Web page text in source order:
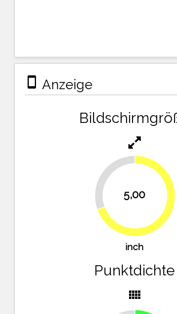
stay_primary_portrait Anzeige
5,00
30.6%
69.4%
inch
Punktdichte
view_comfy